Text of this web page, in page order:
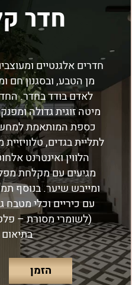
חדר
חדרים אלגנטיים
מן הטבע, ובסגנון חם
לאדם בודד בחדר.
מיטה זוגית גדולה
כספת המותאמת
לתליית בגדים,
הלווין ואינטרנט
מגיעים עם מקלחת
ומייבש שיער. בנוסף
(לשומרי מסורת –
הזמן